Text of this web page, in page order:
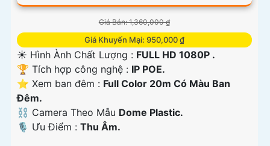
Giá Bán: 1,360,000 ₫
Giá Khuyến Mại: 950,000 ₫
☀️ Hình Ành Chất Lượng : FULL HD 1080P .
🏆 Tích hợp công nghệ : IP POE.
⭐ Xem ban đêm : Full Color 20m Có Màu Ban
Ðêm.
⛓ Camera Theo Mẫu Dome Plastic.
️🎙 Ưu Điểm : Thu Âm.